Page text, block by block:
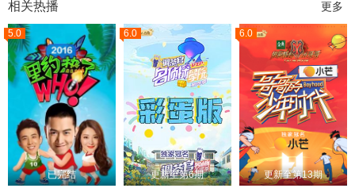
相关热播 更多
5.0
已完结
6.0
更新至第6期
6.0
更新至第13期